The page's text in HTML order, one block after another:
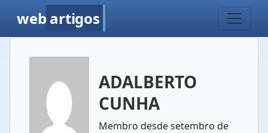
web artigos
ADALBERTO
CUNHA
Membro desde setembro de